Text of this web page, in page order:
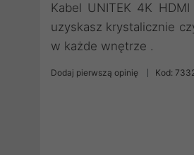
Kabel UNITEK 4K
uzyskasz krystalicznie
w każde wnętrze .
Dodaj pierwszą opinię Kod: